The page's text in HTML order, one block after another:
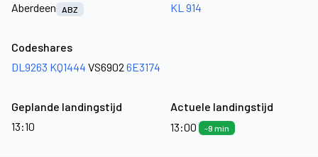
Aberdeen
ABZ
KL 914
Codeshares
DL9263 KQ1444 VS6902 6E3174
Geplande landingstijd
13:10
Actuele landingstijd
13:00
-9 min